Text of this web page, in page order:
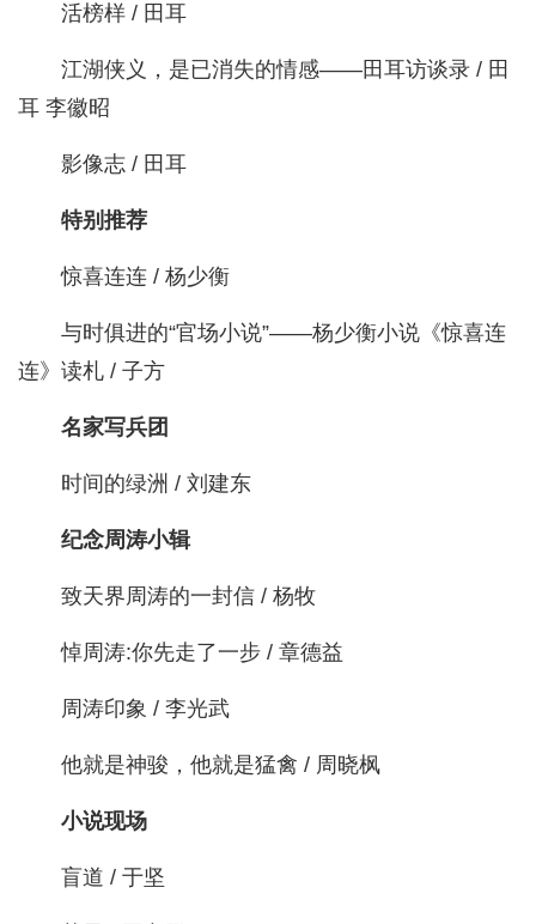
活榜样 / 田耳
江湖侠义，是已消失的情感——田耳访谈录 / 田
耳 李徽昭
影像志 / 田耳
特别推荐
惊喜连连 / 杨少衡
与时俱进的“官场小说”——杨少衡小说《惊喜连
连》读札 / 子方
名家写兵团
时间的绿洲 / 刘建东
纪念周涛小辑
致天界周涛的一封信 / 杨牧
悼周涛:你先走了一步 / 章德益
周涛印象 / 李光武
他就是神骏，他就是猛禽 / 周晓枫
小说现场
盲道 / 于坚